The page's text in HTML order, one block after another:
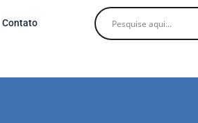
Contato